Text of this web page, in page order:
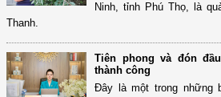
Ninh, tỉnh Phú Thọ, là
Thanh.
Tiên phong và đón
thành công
Đây là một trong những